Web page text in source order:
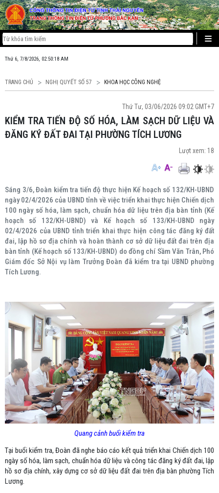
Thứ 6, 7/8/2026, 02:50:18 AM
TRANG CHỦ NGHỊ QUYẾT SỐ 57 KHOA HỌC CÔNG NGHỆ
Thứ Tư, 03/06/2026 09:02 GMT+7
KIỂM TRA TIẾN ĐỘ SỐ HÓA, LÀM SẠCH DỮ LIỆU VÀ
ĐĂNG KÝ ĐẤT ĐAI TẠI PHƯỜNG TÍCH LƯƠNG
Lượt xem: 18
Sáng 3/6, Đoàn kiểm tra tiến độ thực hiện Kế hoạch số 132/KH-UBND
ngày 02/4/2026 của UBND tỉnh về việc triển khai thực hiện Chiến dịch
100 ngày số hóa, làm sạch, chuẩn hóa dữ liệu trên địa bàn tỉnh (Kế
hoạch số 132/KH-UBND) và Kế hoạch số 133/KH-UBND ngày
02/4/2026 của UBND tỉnh triển khai thực hiện công tác đăng ký đất
đai, lập hồ sơ địa chính và hoàn thành cơ sở dữ liệu đất đai trên địa
bàn tỉnh (Kế hoạch số 133/KH-UBND) do đồng chí Sầm Văn Trân, Phó
Giám đốc Sở Nội vụ làm Trưởng Đoàn đã kiểm tra tại UBND phường
Tích Lương.
Quang cảnh buổi kiểm tra
Tại buổi kiểm tra, Đoàn đã nghe báo cáo kết quả triển khai Chiến dịch 100
ngày số hóa, làm sạch, chuẩn hóa dữ liệu và công tác đăng ký đất đai, lập
hồ sơ địa chính, xây dựng cơ sở dữ liệu đất đai trên địa bàn phường Tích
Lương.